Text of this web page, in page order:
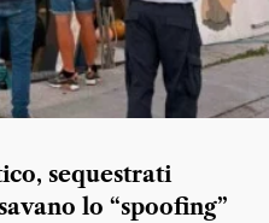
sequestrati
lo “spoofing”